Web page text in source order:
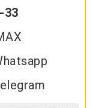
33